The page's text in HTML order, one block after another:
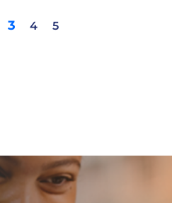
3 4 5